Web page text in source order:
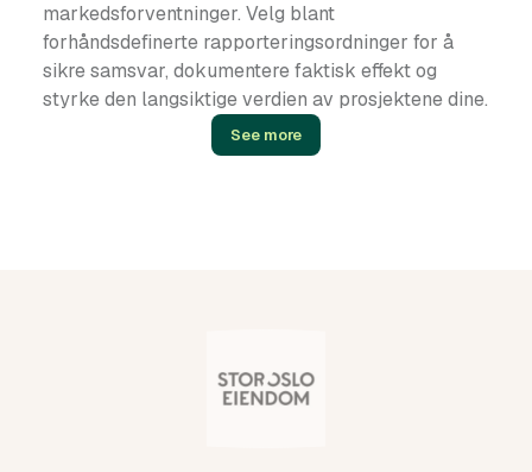
markedsforventninger. Velg blant
forhåndsdefinerte rapporteringsordninger for å
sikre samsvar, dokumentere faktisk effekt og
styrke den langsiktige verdien av prosjektene dine.
See more